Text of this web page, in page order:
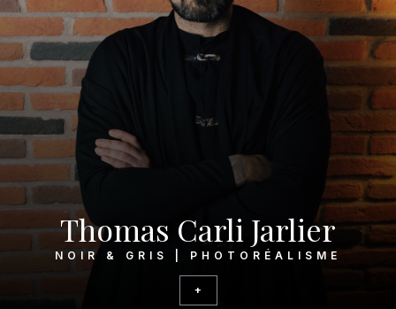
Thomas Carli Jarlier
NOIR & GRIS | PHOTORÉALISME
+